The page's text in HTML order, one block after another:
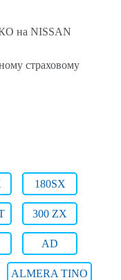
на NISSAN
страховому
180SX
300 ZX
AD
ALMERA TINO